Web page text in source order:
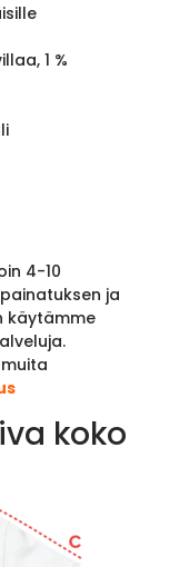
1 %
4-10
ja
käytämme
koko